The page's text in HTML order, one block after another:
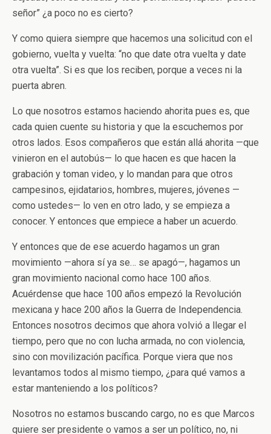
señor” ¿a poco no es cierto?
Y como quiera siempre que hacemos una solicitud con el
gobierno, vuelta y vuelta: “no que date otra vuelta y date
otra vuelta”. Si es que los reciben, porque a veces ni la
puerta abren.
Lo que nosotros estamos haciendo ahorita pues es, que
cada quien cuente su historia y que la escuchemos por
otros lados. Esos compañeros que están allá ahorita —que
vinieron en el autobús— lo que hacen es que hacen la
grabación y toman video, y lo mandan para que otros
campesinos, ejidatarios, hombres, mujeres, jóvenes —
como ustedes— lo ven en otro lado, y se empieza a
conocer. Y entonces que empiece a haber un acuerdo.
Y entonces que de ese acuerdo hagamos un gran
movimiento —ahora sí ya se… se apagó—, hagamos un
gran movimiento nacional como hace 100 años.
Acuérdense que hace 100 años empezó la Revolución
mexicana y hace 200 años la Guerra de Independencia.
Entonces nosotros decimos que ahora volvió a llegar el
tiempo, pero que no con lucha armada, no con violencia,
sino con movilización pacífica. Porque viera que nos
levantamos todos al mismo tiempo, ¿para qué vamos a
estar manteniendo a los políticos?
Nosotros no estamos buscando cargo, no es que Marcos
quiere ser presidente o vamos a ser un político, no, ni